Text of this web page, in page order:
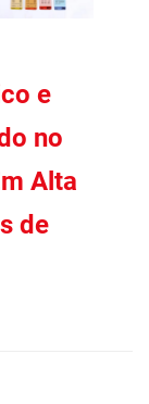
e
no
Alta
de